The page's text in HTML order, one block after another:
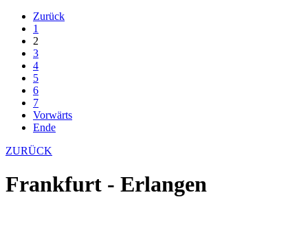
Zurück
1
2
3
4
5
6
7
Vorwärts
Ende
ZURÜCK
Frankfurt - Erlangen